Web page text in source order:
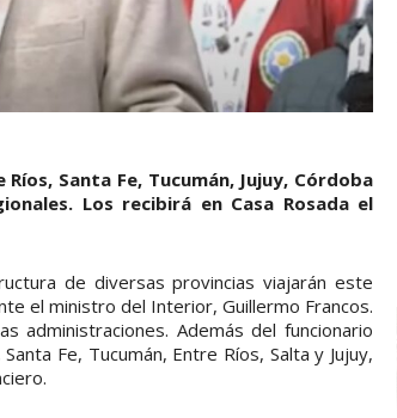
Santa Fe, Tucumán, Jujuy, Córdoba
Los recibirá en Casa Rosada el
de diversas provincias viajarán este
el ministro del Interior, Guillermo Francos.
administraciones. Además del funcionario
Fe, Tucumán, Entre Ríos, Salta y Jujuy,